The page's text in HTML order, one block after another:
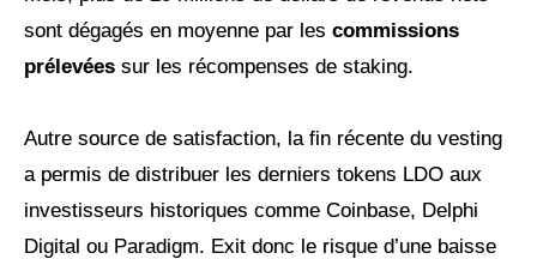
sont dégagés en moyenne par les commissions
prélevées sur les récompenses de staking.
Autre source de satisfaction, la fin récente du vesting
a permis de distribuer les derniers tokens LDO aux
investisseurs historiques comme Coinbase, Delphi
Digital ou Paradigm. Exit donc le risque d’une baisse